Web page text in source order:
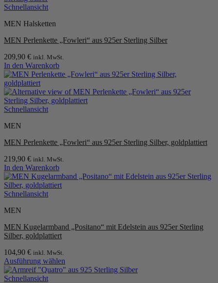
mehrere
auf.
Optionen
auf
der
Produktseite
gewählt
werden
Schnellansicht
MEN Halsketten
MEN Perlenkette „Fowleri“ aus 925er Sterling Silber
209,90 € inkl. MwSt.
In den Warenkorb
Schnellansicht
MEN
MEN Perlenkette „Fowleri“ aus 925er Sterling Silber, goldplattiert
219,90 € inkl. MwSt.
In den Warenkorb
Schnellansicht
MEN
MEN Kugelarmband „Positano“ mit Edelstein aus 925er Sterling
Silber, goldplattiert
104,90 € inkl. MwSt.
Ausführung wählen
Dieses
Produkt
Schnellansicht